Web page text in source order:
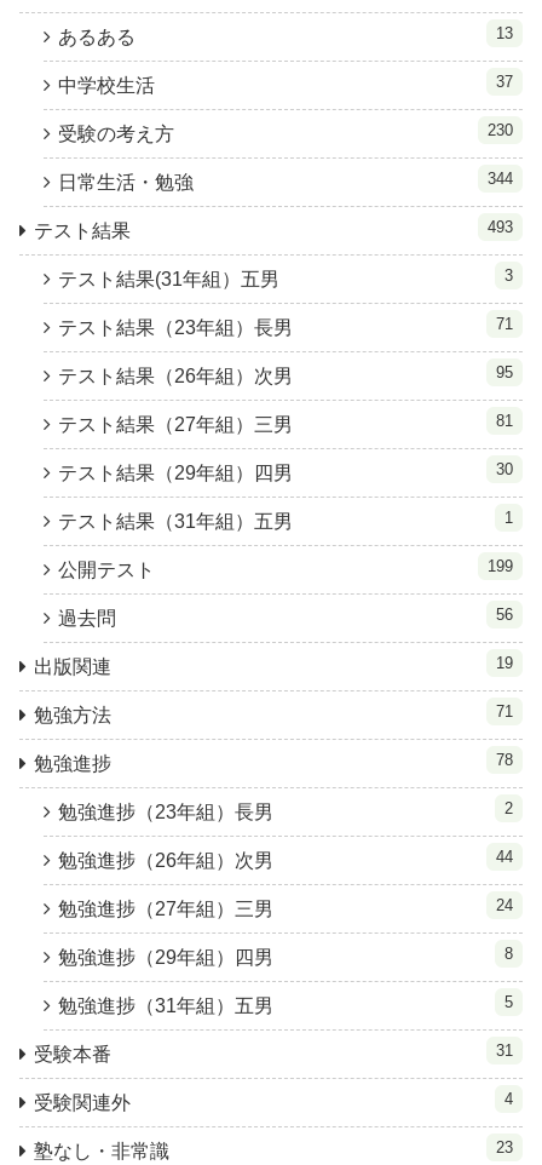
あるある 13
中学校生活 37
受験の考え方 230
日常生活・勉強 344
テスト結果 493
テスト結果(31年組）五男 3
テスト結果（23年組）長男 71
テスト結果（26年組）次男 95
テスト結果（27年組）三男 81
テスト結果（29年組）四男 30
テスト結果（31年組）五男 1
公開テスト 199
過去問 56
出版関連 19
勉強方法 71
勉強進捗 78
勉強進捗（23年組）長男 2
勉強進捗（26年組）次男 44
勉強進捗（27年組）三男 24
勉強進捗（29年組）四男 8
勉強進捗（31年組）五男 5
受験本番 31
受験関連外 4
塾なし・非常識 23